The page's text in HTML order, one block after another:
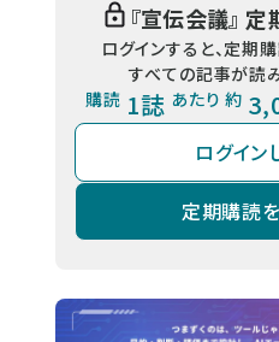
『宣伝会議』
ログインすると、定期
すべての記事が読
購読 1誌 あたり 約
ログイン
定期購読